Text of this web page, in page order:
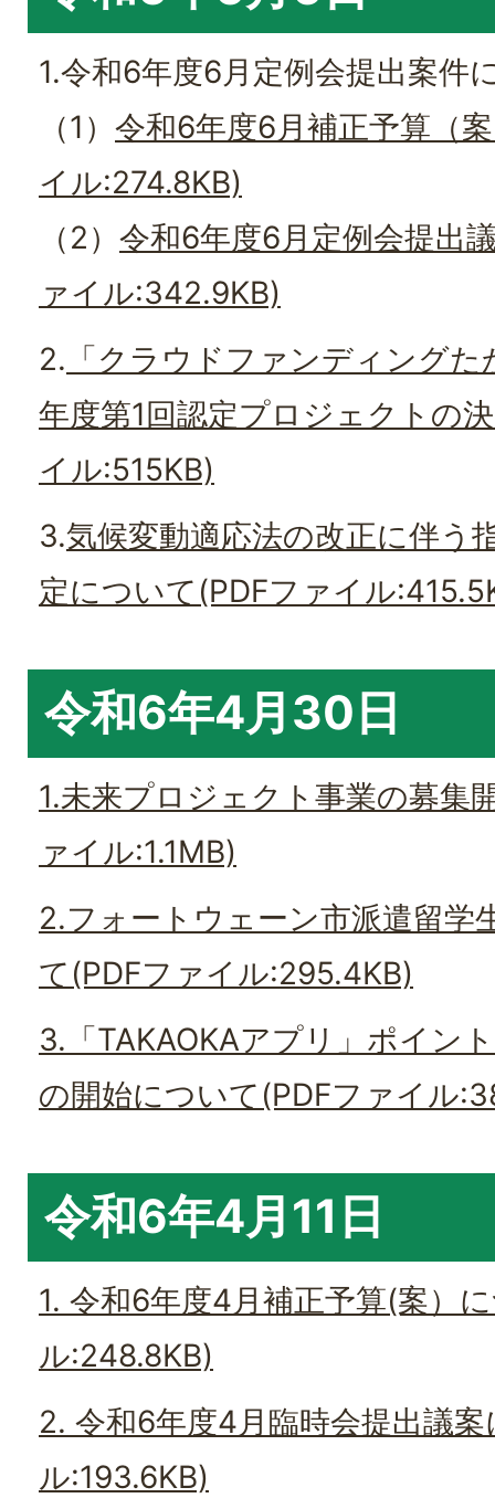
1.令和6年度6月定例会提出案件
（1） 令和6年度6月補正予算（
イル:274.8KB)
（2） 令和6年度6月定例会提出
ァイル:342.9KB)
2. 「クラウドファンディング
年度第1回認定プロジェクトの
イル:515KB)
3.気候変動適応法の改正に伴う
定について(PDFファイル
令和6年4月30日
1.未来プロジェクト事業の募集
ァイル:1.1MB)
2.フォートウェーン市派遣留学
て(PDFファイル:295.4KB)
3.「TAKAOKAアプリ」ポイン
の開始について(PDFファイル
令和6年4月11日
1. 令和6年度4月補正予算(案）
ル:248.8KB)
2. 令和6年度4月臨時会提出議
ル:193.6KB)